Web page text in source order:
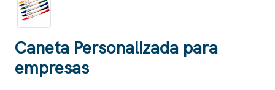
Caneta Personalizada para
empresas